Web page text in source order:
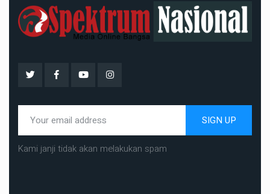
SIGN UP
Kami janji tidak akan melakukan spam